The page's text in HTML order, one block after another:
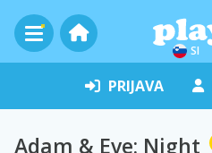
SI
PRIJAVA
Adam & Eve: Night